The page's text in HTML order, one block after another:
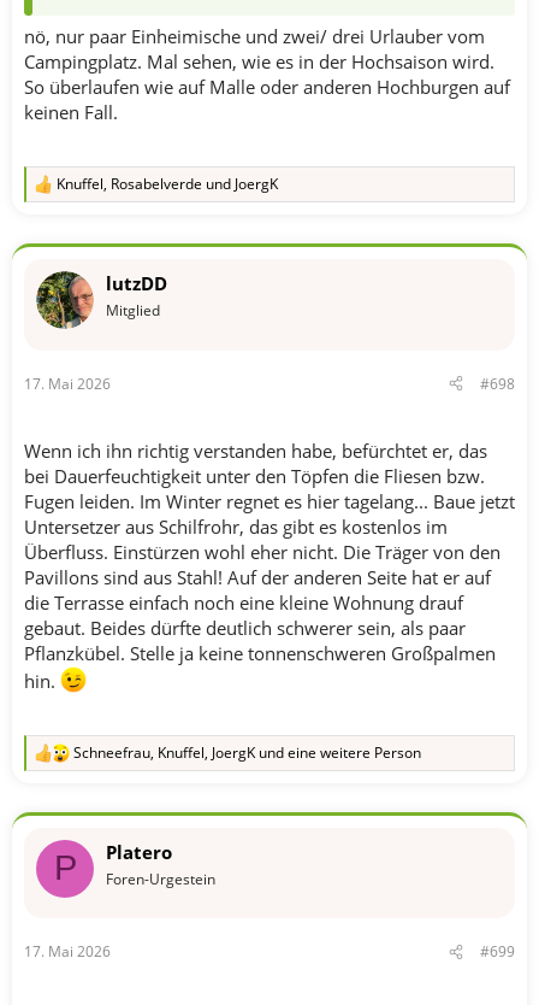
nö, nur paar Einheimische und zwei/ drei Urlauber vom
Campingplatz. Mal sehen, wie es in der Hochsaison wird.
So überlaufen wie auf Malle oder anderen Hochburgen auf
keinen Fall.
R
k
o
:
Knuffel, Rosabelverde und JoergK
lutzDD
Mitglied
17. Mai 2026 #698
Wenn ich ihn richtig verstanden habe, befürchtet er, das
bei Dauerfeuchtigkeit unter den Töpfen die Fliesen bzw.
Fugen leiden. Im Winter regnet es hier tagelang... Baue jetzt
Untersetzer aus Schilfrohr, das gibt es kostenlos im
Überfluss. Einstürzen wohl eher nicht. Die Träger von den
Pavillons sind aus Stahl! Auf der anderen Seite hat er auf
die Terrasse einfach noch eine kleine Wohnung drauf
gebaut. Beides dürfte deutlich schwerer sein, als paar
Pflanzkübel. Stelle ja keine tonnenschweren Großpalmen
hin.
R
k
o
:
Schneefrau, Knuffel, JoergK und eine weitere Person
P Platero
Foren-Urgestein
17. Mai 2026 #699